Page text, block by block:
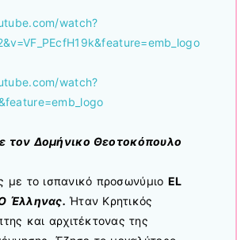
watch?
watch?
τον Δομήνικο Θεοτοκόπουλο
με τo ισπανικό προσωνύμιο EL
Έλληνας. Ήταν Κρητικός
και αρχιτέκτονας της